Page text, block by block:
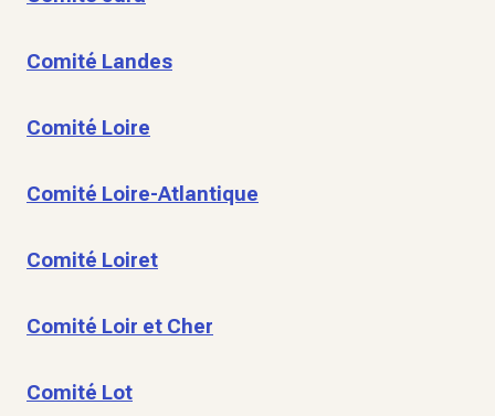
Comité Landes
Comité Loire
Comité Loire-Atlantique
Comité Loiret
Comité Loir et Cher
Comité Lot